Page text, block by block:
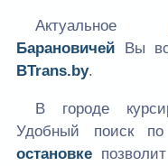
Актуальное
Барановичей Вы
BTrans.by.
В городе
Удобный поиск
остановке